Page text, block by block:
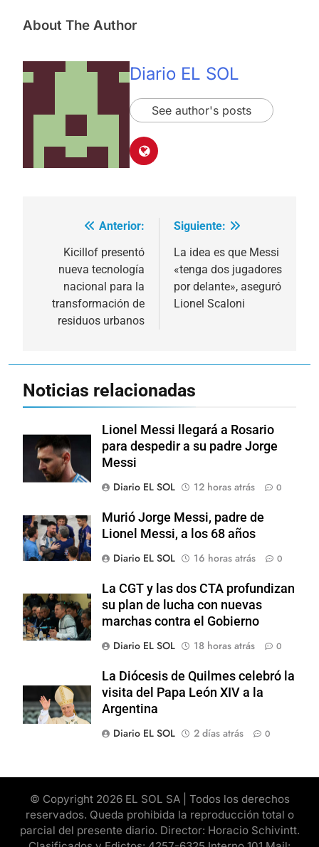
About The Author
Diario EL SOL
See author's posts
Navegación
entradas
Anterior:
Kicillof presentó
nueva tecnología
nacional para la
transformación de
residuos urbanos
Siguiente:
La idea es que Messi
«tenga dos jugadores
por delante», aseguró
Lionel Scaloni
Noticias relacionadas
Lionel Messi llegará a Rosario
para despedir a su padre Jorge
Messi
Diario EL SOL
12 horas atrás 0
Murió Jorge Messi, padre de
Lionel Messi, a los 68 años
Diario EL SOL
16 horas atrás 0
La CGT y las dos CTA profundizan
su plan de lucha con nuevas
marchas contra el Gobierno
Diario EL SOL
18 horas atrás 0
La Diócesis de Quilmes celebró la
visita del Papa León XIV a la
Argentina
Diario EL SOL
2 días atrás 0
© Copyright 2026 EL SOL SA | Todos los derechos
reservados. Queda prohibida la reproducción total o
parcial del presente diario. Director: Horacio Schivintt.